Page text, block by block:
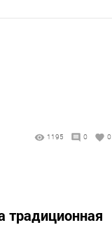
1195 0 0
традиционная